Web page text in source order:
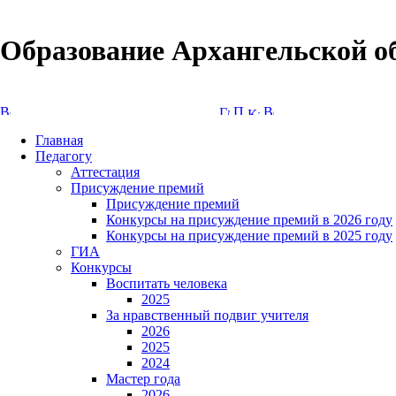
Образование Архангельской
Главная
Педагогу
Аттестация
Присуждение премий
Присуждение премий
Конкурсы на присуждение премий в 2026 году
Конкурсы на присуждение премий в 2025 году
ГИА
Конкурсы
Воспитать человека
2025
За нравственный подвиг учителя
2026
2025
2024
Мастер года